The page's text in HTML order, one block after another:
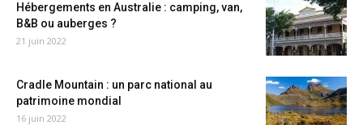
Hébergements en Australie : camping, van,
B&B ou auberges ?
21 juin 2022
Cradle Mountain : un parc national au
patrimoine mondial
16 juin 2022